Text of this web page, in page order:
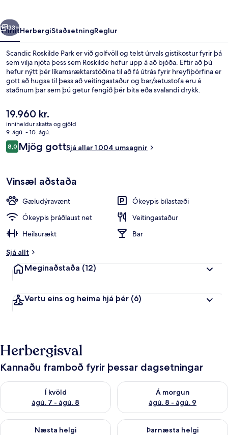
Næsta
33+
YfirlitHerbergiStaðsetningReglur
Scandic Roskilde Park er við golfvöll og telst úrvals gistikostur fyrir þá
sem vilja njóta þess sem Roskilde hefur upp á að bjóða. Eftir að þú
hefur nýtt þér líkamsræktarstöðina til að fá útrás fyrir hreyfiþörfina er
gott að hugsa til þess að veitingastaður og bar/setustofa eru á
staðnum þar sem þú getur fengið þér bita eða svalandi drykk.
Aðrir gestir hafa sérstaklega sagt að hjálpsamt starfsfólk sé meðal
helstu kosta gististaðarins.
Núverandi
verð
er
19.960 kr.
19.960 kr.
inniheldur skatta og gjöld
9. ágú. - 10. ágú.
Umsagnir
8,08,0 af 10
Mjög gottSjá allar 1.004 umsagnir
Vinsæl aðstaða
Gæludýravænt
Ókeypis bílastæði
Ókeypis þráðlaust net
Veitingastaður
Heilsurækt
Bar
Sjá allt
Meginaðstaða (12)
Vertu eins og heima hjá þér (6)
Herbergisval
Kannaðu framboð fyrir þessar dagsetningar
Í kvöld
ágú. 7 - ágú. 8
Athuga framboð í kvöld ágú. 7 - ágú. 8
Á morgun
ágú. 8 - ágú. 9
Athuga framboð á morgun
Næsta helgi
Athuga framboð næstu helgi ágú. 7 - ágú. 9
Þarnæsta helgi
Athuga framboð þarnæstu